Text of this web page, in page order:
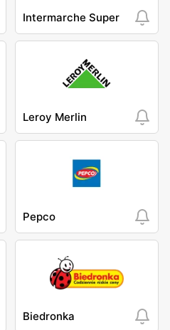
Intermarche Super
Leroy Merlin
Pepco
Biedronka